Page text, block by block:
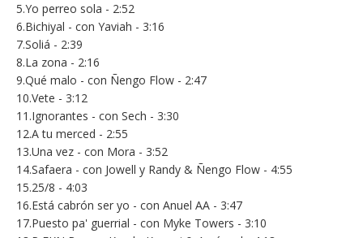
5.Yo perreo sola - 2:52
6.Bichiyal - con Yaviah - 3:16
7.Soliá - 2:39
8.La zona - 2:16
9.Qué malo - con Ñengo Flow - 2:47
10.Vete - 3:12
11.Ignorantes - con Sech - 3:30
12.A tu merced - 2:55
13.Una vez - con Mora - 3:52
14.Safaera - con Jowell y Randy & Ñengo Flow - 4:55
15.25/8 - 4:03
16.Está cabrón ser yo - con Anuel AA - 3:47
17.Puesto pa' guerrial - con Myke Towers - 3:10